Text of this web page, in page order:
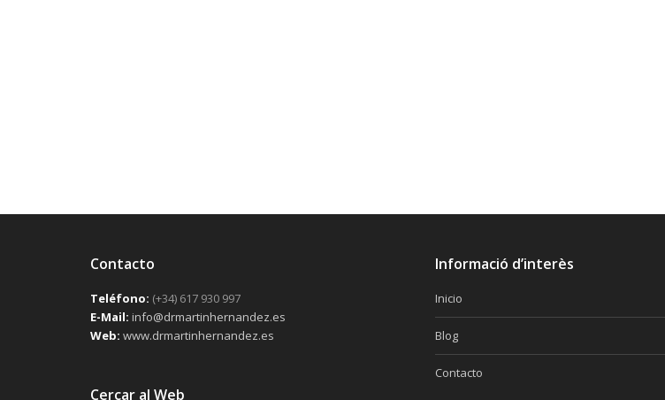
Contacto
Teléfono: (+34) 617 930 997
E-Mail: info@drmartinhernandez.es
Web: www.drmartinhernandez.es
Cercar al Web
Informació d’interès
Inicio
Blog
Contacto